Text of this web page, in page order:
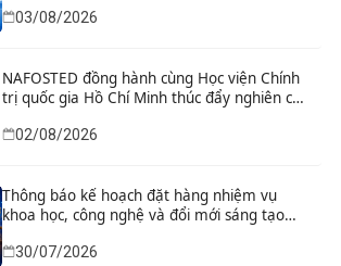
03/08/2026
NAFOSTED đồng hành cùng Học viện Chính
trị quốc gia Hồ Chí Minh thúc đẩy nghiên cứu
02/08/2026
Thông báo kế hoạch đặt hàng nhiệm vụ
khoa học, công nghệ và đổi mới sáng tạo
“Nghiên cứu khoa học tổng kết thi hành, đề
xuất sửa đổi, bổ sung toàn diện Hiến pháp
30/07/2026